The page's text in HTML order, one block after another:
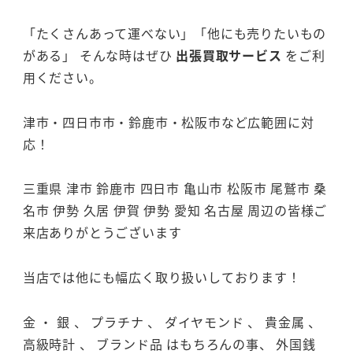
「たくさんあって運べない」「他にも売りたいもの
がある」 そんな時はぜひ 出張買取サービス をご利
用ください。
津市・四日市市・鈴鹿市・松阪市など広範囲に対
応！
三重県 津市 鈴鹿市 四日市 亀山市 松阪市 尾鷲市 桑
名市 伊勢 久居 伊賀 伊勢 愛知 名古屋 周辺の皆様ご
来店ありがとうございます
当店では他にも幅広く取り扱いしております！
金 ・ 銀 、 プラチナ 、 ダイヤモンド 、 貴金属 、
高級時計 、 ブランド品 はもちろんの事、 外国銭